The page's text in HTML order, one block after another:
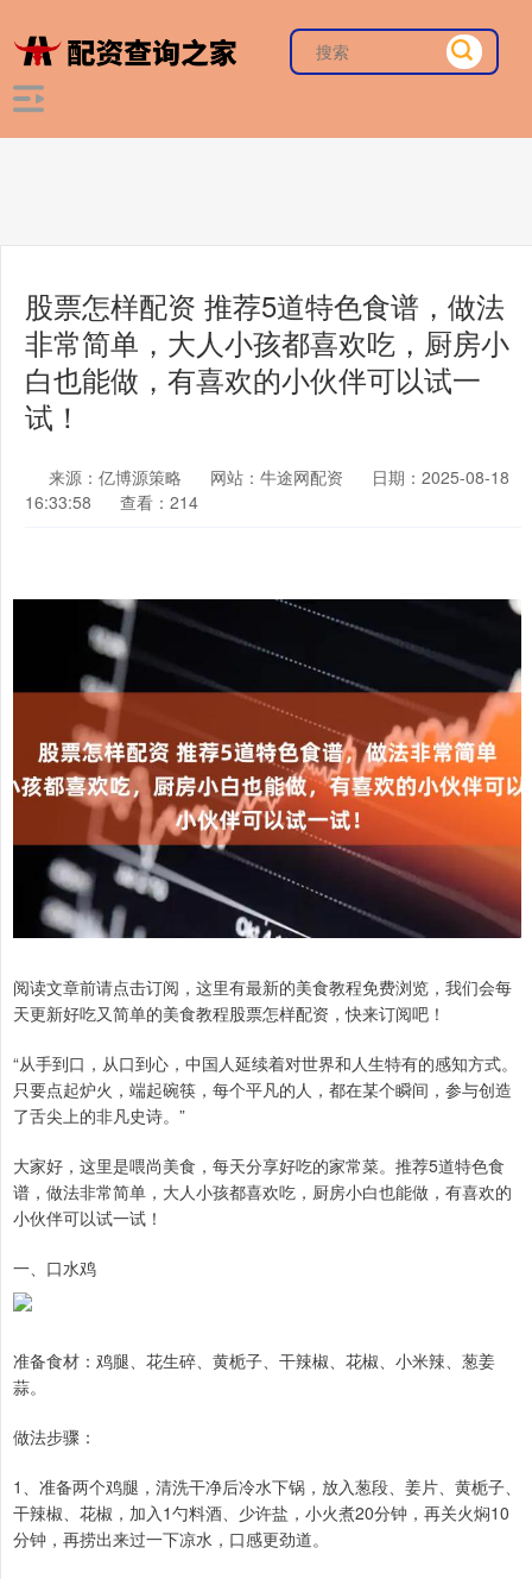
股票怎样配资 推荐5道特色食谱，做法
非常简单，大人小孩都喜欢吃，厨房小
白也能做，有喜欢的小伙伴可以试一
试！
来源：亿博源策略 网站：牛途网配资
日期：2025-08-18
16:33:58
查看：214
阅读文章前请点击订阅，这里有最新的美食教程免费浏览，我们会每
天更新好吃又简单的美食教程股票怎样配资，快来订阅吧！
“从手到口，从口到心，中国人延续着对世界和人生特有的感知方式。
只要点起炉火，端起碗筷，每个平凡的人，都在某个瞬间，参与创造
了舌尖上的非凡史诗。”
大家好，这里是喂尚美食，每天分享好吃的家常菜。推荐5道特色食
谱，做法非常简单，大人小孩都喜欢吃，厨房小白也能做，有喜欢的
小伙伴可以试一试！
一、口水鸡
准备食材：鸡腿、花生碎、黄栀子、干辣椒、花椒、小米辣、葱姜
蒜。
做法步骤：
1、准备两个鸡腿，清洗干净后冷水下锅，放入葱段、姜片、黄栀子、
干辣椒、花椒，加入1勺料酒、少许盐，小火煮20分钟，再关火焖10
分钟，再捞出来过一下凉水，口感更劲道。